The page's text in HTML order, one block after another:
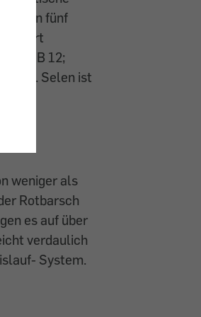
den fünf
liefert
B 12;
Selen ist
weniger als
Rotbarsch
es auf über
verdaulich
System.